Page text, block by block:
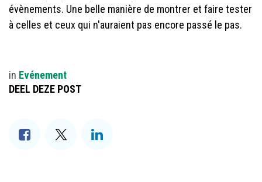
évènements. Une belle manière de montrer et faire tester
à celles et ceux qui n'auraient pas encore passé le pas.
in ​Evénement
DEEL DEZE POST